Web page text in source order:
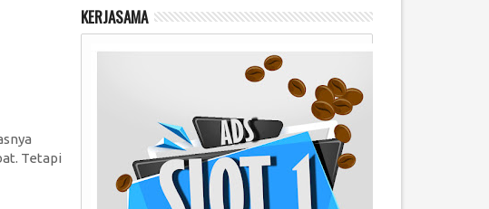
Tetapi
KERJASAMA